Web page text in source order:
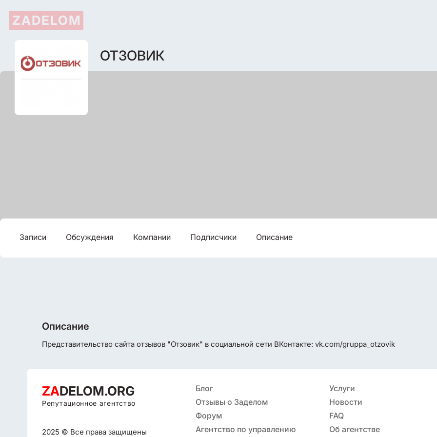
ZADELOM
ОТЗОВИК
Записи Обсуждения Компании Подписчики Описание
Описание
Представительство сайта отзывов "Отзовик" в социальной сети ВКонтакте: vk.com/gruppa_otzovik
ZADELOM.ORG
Репутационное агентство
2025 © Все права защищены
Блог Услуги
Отзывы о Заделом
Новости
Форум
FAQ
Агентство по управлению
Об агентстве